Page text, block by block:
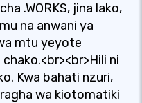
.WORKS, jina lako,
na anwani ya
mtu yeyote
ni
Kwa bahati nzuri,
wa kiotomatiki